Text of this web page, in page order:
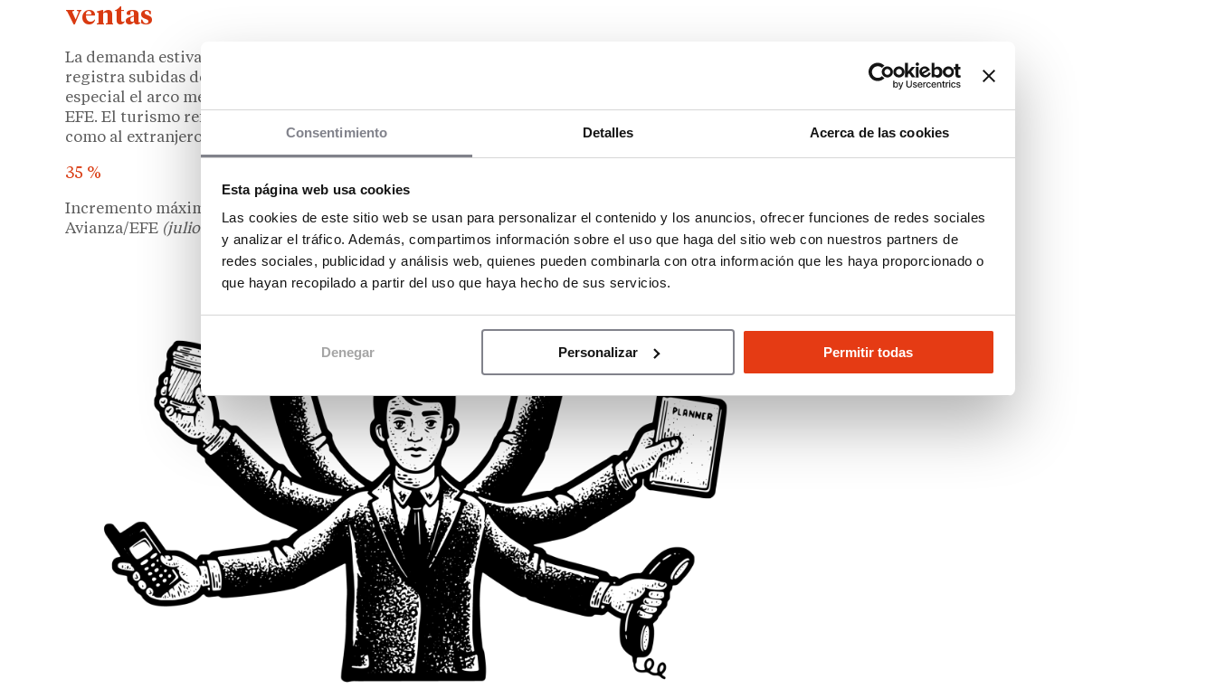
Consentimiento Detalles Acerca de las cookies
Esta página web usa cookies
Las cookies de este sitio web se usan para personalizar el contenido y los anuncios, ofrecer funciones de redes sociales
y analizar el tráfico. Además, compartimos información sobre el uso que haga del sitio web con nuestros partners de
redes sociales, publicidad y análisis web, quienes pueden combinarla con otra información que les haya proporcionado o
que hayan recopilado a partir del uso que haya hecho de sus servicios.
Denegar Personalizar Permitir todas
ventas
La demanda estival no se reparte igual por toda la geografía española. El interior peninsular
registra subidas del
especial el arco mediterráneo andaluz, alcanzan incrementos de hasta el
EFE. El turismo refuerza esa concentración, ya que el producto atrae tanto al viajero nacional
como al extranjero.
35 %
Incremento máximo de las ventas de pollo asado en las zonas costeras durante el verano, según
Avianza/EFE (julio de 2026)